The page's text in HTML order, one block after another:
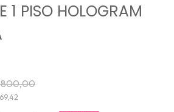
1 PISO HOLOGRAM